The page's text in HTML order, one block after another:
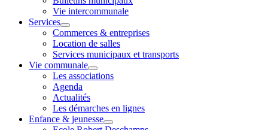
Vie intercommunale
Services
Commerces & entreprises
Location de salles
Services municipaux et transports
Vie communale
Les associations
Agenda
Actualités
Les démarches en lignes
Enfance & jeunesse